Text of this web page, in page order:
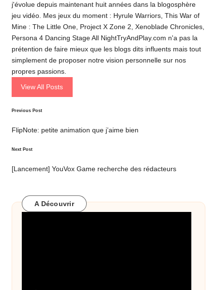
j'évolue depuis maintenant huit années dans la blogosphère
jeu vidéo. Mes jeux du moment : Hyrule Warriors, This War of
Mine : The Little One, Project X Zone 2, Xenoblade Chronicles,
Persona 4 Dancing Stage All NightTryAndPlay.com n'a pas la
prétention de faire mieux que les blogs dits influents mais tout
simplement de proposer notre vision personnelle sur nos
propres passions.
View All Posts
Post
navigation
Previous Post
FlipNote: petite animation que j’aime bien
Next Post
[Lancement] YouVox Game recherche des rédacteurs
A Découvrir